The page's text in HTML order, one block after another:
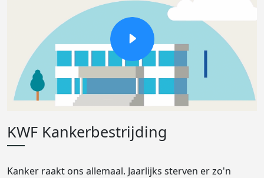
KWF Kankerbestrijding
Kanker raakt ons allemaal. Jaarlijks sterven er zo'n